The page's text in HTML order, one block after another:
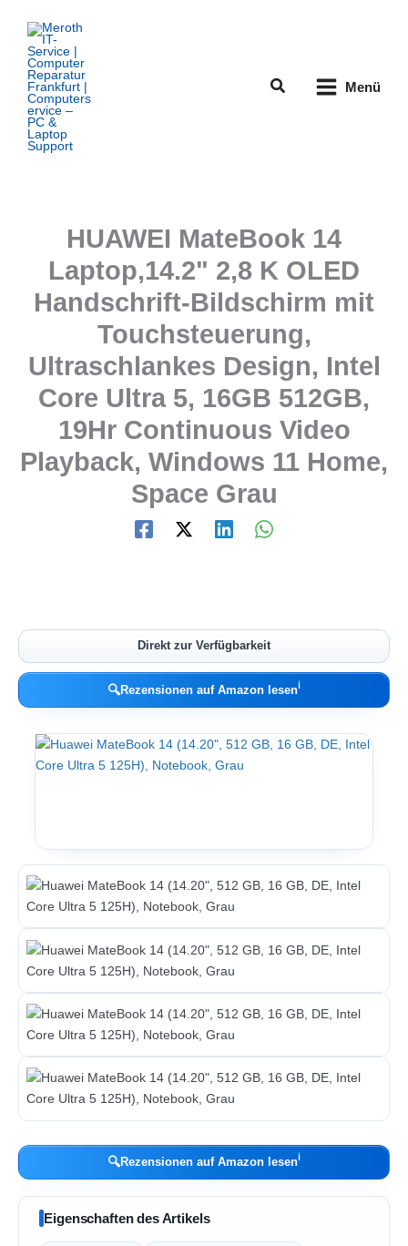
Inhalt
springen
Suchen Menü
HUAWEI MateBook 14
Laptop,14.2" 2,8 K OLED
Handschrift-Bildschirm mit
Touchsteuerung,
Ultraschlankes Design, Intel
Core Ultra 5, 16GB 512GB,
19Hr Continuous Video
Playback, Windows 11 Home,
Space Grau
Direkt zur Verfügbarkeit
🔍Rezensionen auf Amazon lesenℹ︎
🔍Rezensionen auf Amazon lesenℹ︎
Eigenschaften des Artikels